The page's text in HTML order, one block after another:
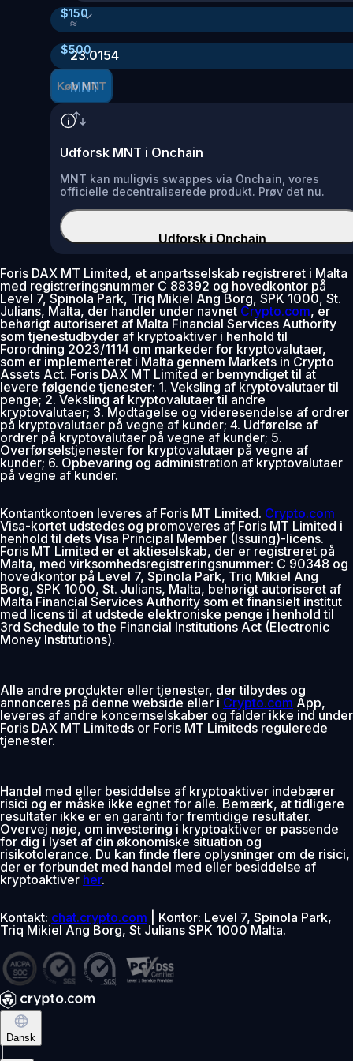
≈
23.0154
MNT
$150
$500
Køb MNT
Udforsk MNT i Onchain
MNT kan muligvis swappes via Onchain, vores
officielle decentraliserede produkt. Prøv det nu.
Udforsk i Onchain
Foris DAX MT Limited, et anpartsselskab registreret i Malta
med registreringsnummer C 88392 og hovedkontor på
Level 7, Spinola Park, Triq Mikiel Ang Borg, SPK 1000, St.
Julians, Malta, der handler under navnet Crypto.com, er
behørigt autoriseret af Malta Financial Services Authority
som tjenestudbyder af kryptoaktiver i henhold til
Forordning 2023/1114 om markeder for kryptovalutaer,
som er implementeret i Malta gennem Markets in Crypto
Assets Act. Foris DAX MT Limited er bemyndiget til at
levere følgende tjenester: 1. Veksling af kryptovalutaer til
penge; 2. Veksling af kryptovalutaer til andre
kryptovalutaer; 3. Modtagelse og videresendelse af ordrer
på kryptovalutaer på vegne af kunder; 4. Udførelse af
ordrer på kryptovalutaer på vegne af kunder; 5.
Overførselstjenester for kryptovalutaer på vegne af
kunder; 6. Opbevaring og administration af kryptovalutaer
på vegne af kunder.
Kontantkontoen leveres af Foris MT Limited. Crypto.com
Visa-kortet udstedes og promoveres af Foris MT Limited i
henhold til dets Visa Principal Member (Issuing)-licens.
Foris MT Limited er et aktieselskab, der er registreret på
Malta, med virksomhedsregistreringsnummer: C 90348 og
hovedkontor på Level 7, Spinola Park, Triq Mikiel Ang
Borg, SPK 1000, St. Julians, Malta, behørigt autoriseret af
Malta Financial Services Authority som et finansielt institut
med licens til at udstede elektroniske penge i henhold til
3rd Schedule to the Financial Institutions Act (Electronic
Money Institutions).
Alle andre produkter eller tjenester, der tilbydes og
annonceres på denne webside eller i Crypto.com App,
leveres af andre koncernselskaber og falder ikke ind under
Foris DAX MT Limiteds or Foris MT Limiteds regulerede
tjenester.
Handel med eller besiddelse af kryptoaktiver indebærer
risici og er måske ikke egnet for alle. Bemærk, at tidligere
resultater ikke er en garanti for fremtidige resultater.
Overvej nøje, om investering i kryptoaktiver er passende
for dig i lyset af din økonomiske situation og
risikotolerance. Du kan finde flere oplysninger om de risici,
der er forbundet med handel med eller besiddelse af
kryptoaktiver her.
Kontakt: chat.crypto.com | Kontor: Level 7, Spinola Park,
Triq Mikiel Ang Borg, St Julians SPK 1000 Malta.
Dansk